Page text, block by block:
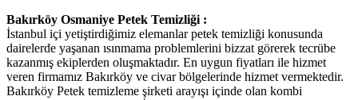
Bakırköy Osmaniye Petek Temizliği :
İstanbul içi yetiştirdiğimiz elemanlar petek temizliği konusunda
dairelerde yaşanan ısınmama problemlerini bizzat görerek tecrübe
kazanmış ekiplerden oluşmaktadır. En uygun fiyatları ile hizmet
veren firmamız Bakırköy ve civar bölgelerinde hizmet vermektedir.
Bakırköy Petek temizleme şirketi arayışı içinde olan kombi